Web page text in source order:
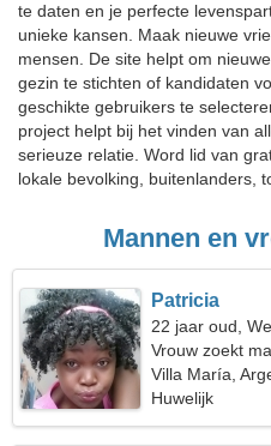
te daten en je perfecte
unieke kansen. Maak nieuwe
mensen. De site helpt om
gezin te stichten of kandidaten
geschikte gebruikers te
project helpt bij het vinden van
serieuze relatie. Word lid van
lokale bevolking, buitenlanders,
Mannen en
Patricia
22 jaar oud,
Vrouw zoekt
Villa María,
Huwelijk